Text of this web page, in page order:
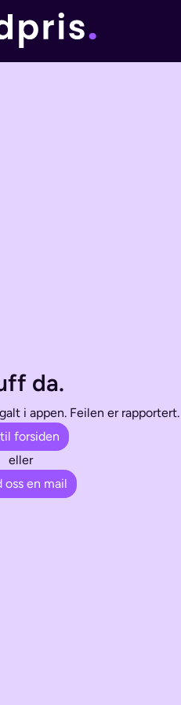
da.
i appen. Feilen er rapportert.
forsiden
eller
oss en mail